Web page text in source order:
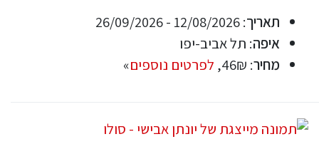
תאריך: 12/08/2026 - 26/09/2026
איפה: תל אביב-יפו
מחיר: 46₪, לפרטים נוספים»